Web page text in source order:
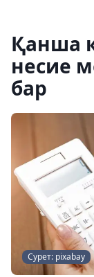
Қанша
несие
бар
Сурет: pixabay